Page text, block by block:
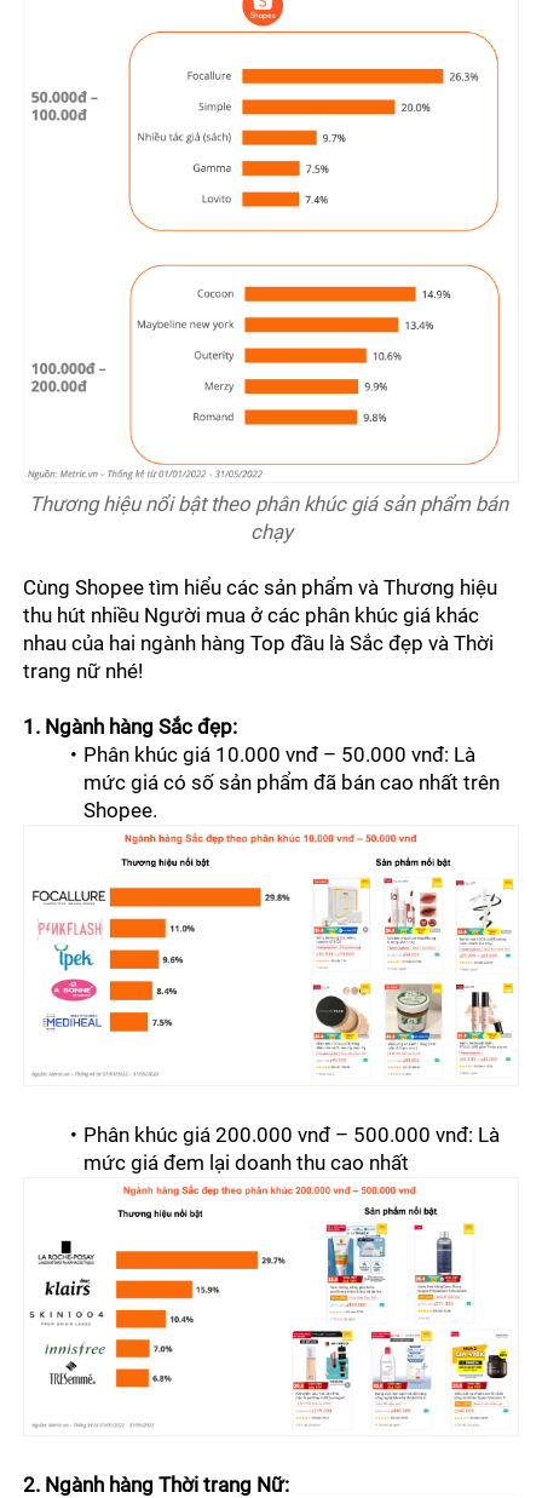
Thương hiệu nổi bật theo phân khúc giá sản phẩm bán
chạy
Cùng Shopee tìm hiểu các sản phẩm và Thương hiệu
thu hút nhiều Người mua ở các phân khúc giá khác
nhau của hai ngành hàng Top đầu là Sắc đẹp và Thời
trang nữ nhé!
1. Ngành hàng Sắc đẹp:
Phân khúc giá 10.000 vnđ – 50.000 vnđ: Là
mức giá có số sản phẩm đã bán cao nhất trên
Shopee.
Phân khúc giá 200.000 vnđ – 500.000 vnđ: Là
mức giá đem lại doanh thu cao nhất
2. Ngành hàng Thời trang Nữ: